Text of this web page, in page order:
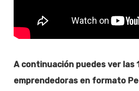
A continuación puedes ver las
emprendedoras en formato